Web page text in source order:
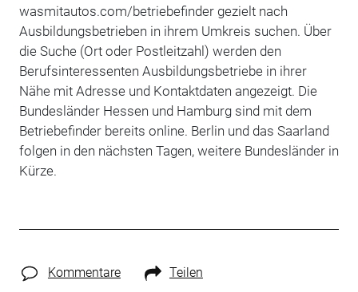
wasmitautos.com/betriebefinder gezielt nach
Ausbildungsbetrieben in ihrem Umkreis suchen. Über
die Suche (Ort oder Postleitzahl) werden den
Berufsinteressenten Ausbildungsbetriebe in ihrer
Nähe mit Adresse und Kontaktdaten angezeigt. Die
Bundesländer Hessen und Hamburg sind mit dem
Betriebefinder bereits online. Berlin und das Saarland
folgen in den nächsten Tagen, weitere Bundesländer in
Kürze.
Kommentare Teilen